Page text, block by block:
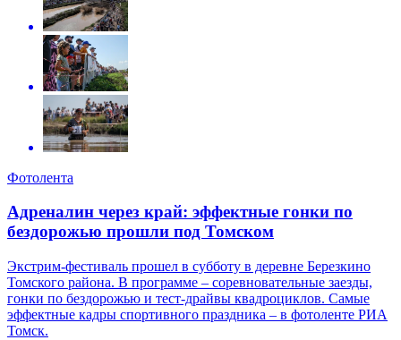
Фотолента
Адреналин через край: эффектные гонки по
бездорожью прошли под Томском
Экстрим-фестиваль прошел в субботу в деревне Березкино
Томского района. В программе – соревновательные заезды,
гонки по бездорожью и тест-драйвы квадроциклов. Самые
эффектные кадры спортивного праздника – в фотоленте РИА
Томск.